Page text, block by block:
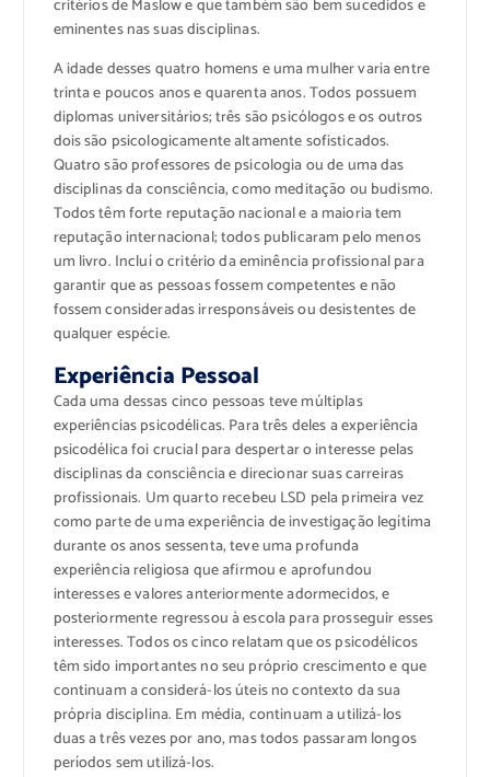
critérios de Maslow e que também são bem sucedidos e
eminentes nas suas disciplinas.
A idade desses quatro homens e uma mulher varia entre
trinta e poucos anos e quarenta anos. Todos possuem
diplomas universitários; três são psicólogos e os outros
dois são psicologicamente altamente sofisticados.
Quatro são professores de psicologia ou de uma das
disciplinas da consciência, como meditação ou budismo.
Todos têm forte reputação nacional e a maioria tem
reputação internacional; todos publicaram pelo menos
um livro. Incluí o critério da eminência profissional para
garantir que as pessoas fossem competentes e não
fossem consideradas irresponsáveis ​​ou desistentes de
qualquer espécie.
Experiência Pessoal
Cada uma dessas cinco pessoas teve múltiplas
experiências psicodélicas. Para três deles a experiência
psicodélica foi crucial para despertar o interesse pelas
disciplinas da consciência e direcionar suas carreiras
profissionais. Um quarto recebeu LSD pela primeira vez
como parte de uma experiência de investigação legítima
durante os anos sessenta, teve uma profunda
experiência religiosa que afirmou e aprofundou
interesses e valores anteriormente adormecidos, e
posteriormente regressou à escola para prosseguir esses
interesses. Todos os cinco relatam que os psicodélicos
têm sido importantes no seu próprio crescimento e que
continuam a considerá-los úteis no contexto da sua
própria disciplina. Em média, continuam a utilizá-los
duas a três vezes por ano, mas todos passaram longos
períodos sem utilizá-los.